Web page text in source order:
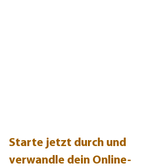
Starte jetzt durch und
verwandle dein Online-